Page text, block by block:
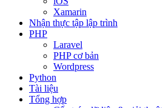
Xamarin
Nhận thực tập lập trình
PHP
Laravel
PHP cơ bản
Wordpress
Python
Tài liệu
Tổng hợp